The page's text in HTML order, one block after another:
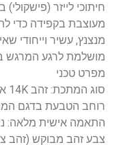
חיתוכי לייזר
מעוצבת בקפידה כדי
מנצנץ, עשיר וייחודי
מושלמת לרגע המרגש
מפרט טכני
סוג המתכת: זהב 14K איכותי.
רוחב הטבעת בדגם המוצג:
התאמה אישית מלאה:
צבע זהב מבוקש (זהב